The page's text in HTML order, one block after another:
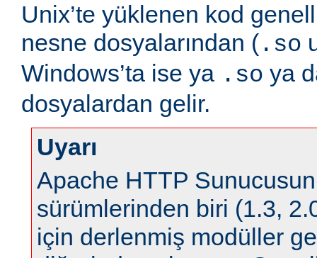
Unix’te yüklenen kod
nesne dosyalarından ( .so
Windows’ta ise ya .so ya
dosyalardan gelir.
Uyarı
Apache HTTP
sürümlerinden biri (1.3,
için derlenmiş modüller